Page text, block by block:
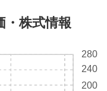
・株式情報
200
240
280